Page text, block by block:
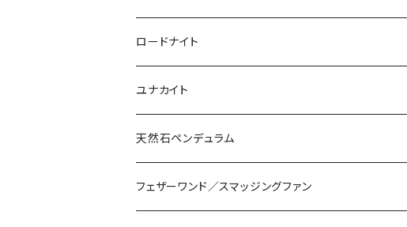
ロードナイト
ユナカイト
天然石ペンデュラム
フェザーワンド／スマッジングファン